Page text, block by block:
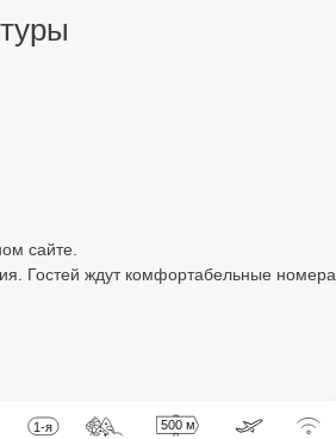
сайте.
Гостей ждут комфортабельные номера,
1-я 500 м